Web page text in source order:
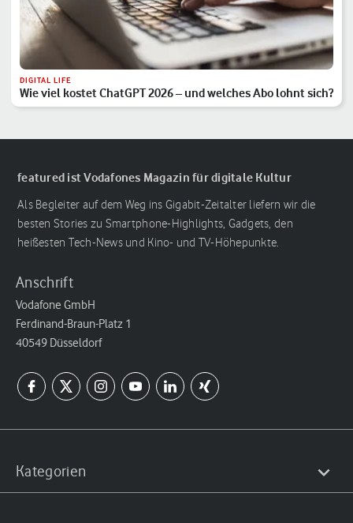
DIGITAL LIFE
Wie viel kostet ChatGPT 2026 – und welches Abo lohnt sich?
featured ist Vodafones Magazin für digitale Kultur
Als Begleiter auf dem Weg ins Gigabit-Zeitalter liefern wir die
besten Stories zu Smartphone-Highlights, Gadgets, den
heißesten Tech-News und Kino- und TV-Höhepunkte.
Anschrift
Vodafone GmbH
Ferdinand-Braun-Platz 1
40549 Düsseldorf
Kategorien